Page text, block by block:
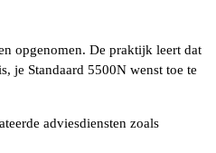
opgenomen. De praktijk leert dat
je Standaard 5500N wenst toe te
adviesdiensten zoals